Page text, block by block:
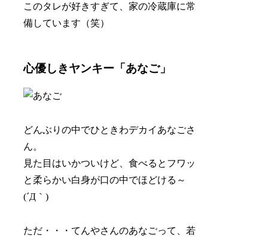
このタレが好きすぎて、家の冷蔵庫に常
備しています（笑）
心優しきヤンキー「あなご」
どんぶりの中でひときわデカイあなごさ
ん。
見た目はいかついけど、食べるとフワッ
と柔らかい白身が口の中でほどける～
(´Д｀)
ただ・・・てんやさんのあなごって、若